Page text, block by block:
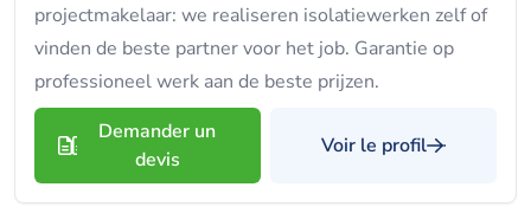
projectmakelaar: we realiseren isolatiewerken zelf of
vinden de beste partner voor het job. Garantie op
professioneel werk aan de beste prijzen.
Demander un
devis
Voir le profil